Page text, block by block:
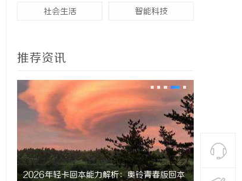
社会生活 智能科技
推荐资讯
2026年轻卡回本能力解析：奥铃青春版回本 贝净 AC